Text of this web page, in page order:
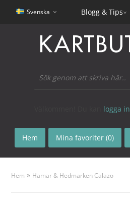
Svenska Blogg & Tips
logga in
Hem Mina favoriter (0)
Hem » Hamar & Hedmarken Calazo